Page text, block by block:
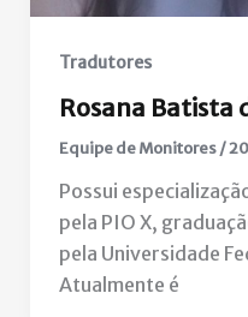
Tradutores
Rosana Batista
Equipe de Monitores/
Possui
pela PIO X,
pela Universidade
Atualmente é